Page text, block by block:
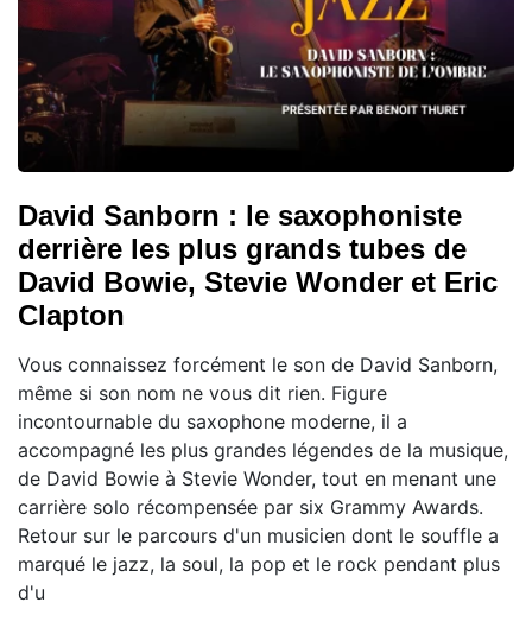
David Sanborn : le saxophoniste
derrière les plus grands tubes de
David Bowie, Stevie Wonder et Eric
Clapton
Vous connaissez forcément le son de David Sanborn,
même si son nom ne vous dit rien. Figure
incontournable du saxophone moderne, il a
accompagné les plus grandes légendes de la musique,
de David Bowie à Stevie Wonder, tout en menant une
carrière solo récompensée par six Grammy Awards.
Retour sur le parcours d'un musicien dont le souffle a
marqué le jazz, la soul, la pop et le rock pendant plus
d'u